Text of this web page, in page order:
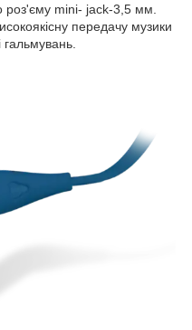
роз'єму mini- jack-3,5 мм.
передачу музики
гальмувань.